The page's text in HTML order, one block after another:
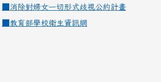
消除對婦女一切形式歧視公約計畫
教育部學校衛生資訊網